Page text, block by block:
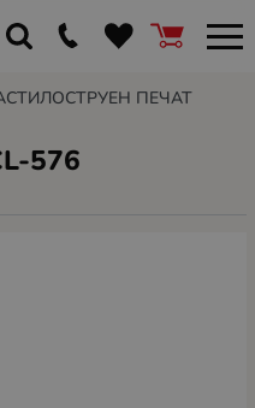
ПЕЧАТ
576